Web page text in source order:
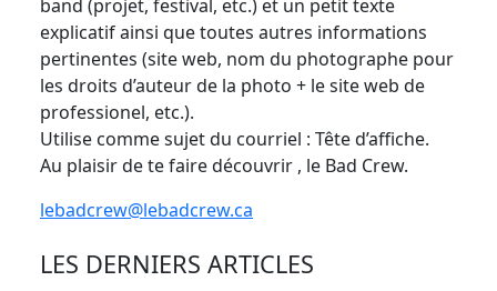
band (projet, festival, etc.) et un petit texte
explicatif ainsi que toutes autres informations
pertinentes (site web, nom du photographe pour
les droits d’auteur de la photo + le site web de
professionel, etc.).
Utilise comme sujet du courriel : Tête d’affiche.
Au plaisir de te faire découvrir , le Bad Crew.
lebadcrew@lebadcrew.ca
LES DERNIERS ARTICLES